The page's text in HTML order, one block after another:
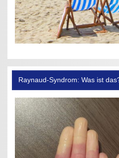
Raynaud-Syndrom: Was ist